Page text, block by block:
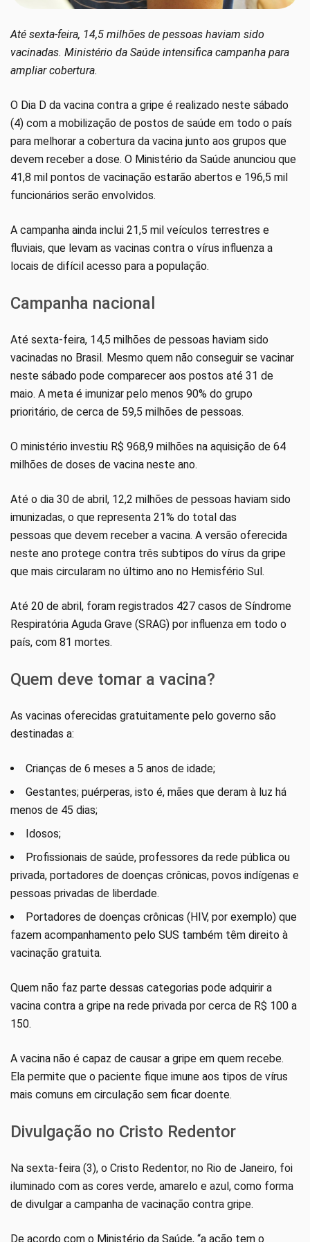
Até sexta-feira, 14,5 milhões de pessoas haviam sido
vacinadas. Ministério da Saúde intensifica campanha para
ampliar cobertura.
O Dia D da vacina contra a gripe é realizado neste sábado
(4) com a mobilização de postos de saúde em todo o país
para melhorar a cobertura da vacina junto aos grupos que
devem receber a dose. O Ministério da Saúde anunciou que
41,8 mil pontos de vacinação estarão abertos e 196,5 mil
funcionários serão envolvidos.
A campanha ainda inclui 21,5 mil veículos terrestres e
fluviais, que levam as vacinas contra o vírus influenza a
locais de difícil acesso para a população.
Campanha nacional
Até sexta-feira, 14,5 milhões de pessoas haviam sido
vacinadas no Brasil. Mesmo quem não conseguir se vacinar
neste sábado pode comparecer aos postos até 31 de
maio. A meta é imunizar pelo menos 90% do grupo
prioritário, de cerca de 59,5 milhões de pessoas.
O ministério investiu R$ 968,9 milhões na aquisição de 64
milhões de doses de vacina neste ano.
Até o dia 30 de abril, 12,2 milhões de pessoas haviam sido
imunizadas, o que representa 21% do total das
pessoas que devem receber a vacina. A versão oferecida
neste ano protege contra três subtipos do vírus da gripe
que mais circularam no último ano no Hemisfério Sul.
Até 20 de abril, foram registrados 427 casos de Síndrome
Respiratória Aguda Grave (SRAG) por influenza em todo o
país, com 81 mortes.
Quem deve tomar a vacina?
As vacinas oferecidas gratuitamente pelo governo são
destinadas a:
Crianças de 6 meses a 5 anos de idade;
Gestantes; puérperas, isto é, mães que deram à luz há
menos de 45 dias;
Idosos;
Profissionais de saúde, professores da rede pública ou
privada, portadores de doenças crônicas, povos indígenas e
pessoas privadas de liberdade.
Portadores de doenças crônicas (HIV, por exemplo) que
fazem acompanhamento pelo SUS também têm direito à
vacinação gratuita.
Quem não faz parte dessas categorias pode adquirir a
vacina contra a gripe na rede privada por cerca de R$ 100 a
150.
A vacina não é capaz de causar a gripe em quem recebe.
Ela permite que o paciente fique imune aos tipos de vírus
mais comuns em circulação sem ficar doente.
Divulgação no Cristo Redentor
Na sexta-feira (3), o Cristo Redentor, no Rio de Janeiro, foi
iluminado com as cores verde, amarelo e azul, como forma
de divulgar a campanha de vacinação contra gripe.
De acordo com o Ministério da Saúde, “a ação tem o